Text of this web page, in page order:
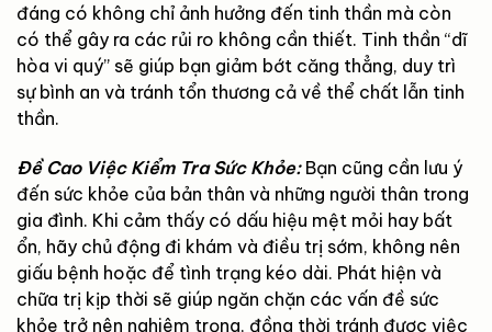
đáng có không chỉ ảnh hưởng đến tinh thần mà còn
có thể gây ra các rủi ro không cần thiết. Tinh thần “dĩ
hòa vi quý” sẽ giúp bạn giảm bớt căng thẳng, duy trì
sự bình an và tránh tổn thương cả về thể chất lẫn tinh
thần.
Đề Cao Việc Kiểm Tra Sức Khỏe: Bạn cũng cần lưu ý
đến sức khỏe của bản thân và những người thân trong
gia đình. Khi cảm thấy có dấu hiệu mệt mỏi hay bất
ổn, hãy chủ động đi khám và điều trị sớm, không nên
giấu bệnh hoặc để tình trạng kéo dài. Phát hiện và
chữa trị kịp thời sẽ giúp ngăn chặn các vấn đề sức
khỏe trở nên nghiêm trọng, đồng thời tránh được việc